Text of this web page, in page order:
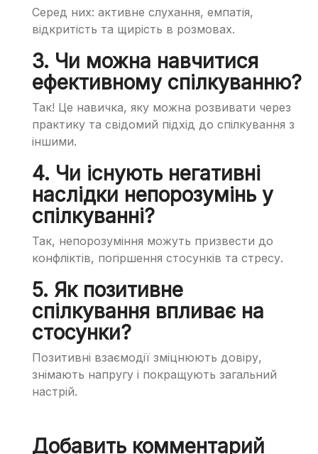
Серед них: активне слухання, емпатія,
відкритість та щирість в розмовах.
3. Чи можна навчитися
ефективному спілкуванню?
Так! Це навичка, яку можна розвивати через
практику та свідомий підхід до спілкування з
іншими.
4. Чи існують негативні
наслідки непорозумінь у
спілкуванні?
Так, непорозуміння можуть призвести до
конфліктів, погіршення стосунків та стресу.
5. Як позитивне
спілкування впливає на
стосунки?
Позитивні взаємодії зміцнюють довіру,
знімають напругу і покращують загальний
настрій.
Добавить комментарий